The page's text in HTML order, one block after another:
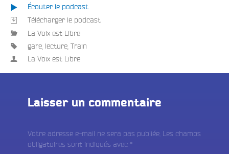
Écouter le podcast
Télécharger le podcast
La Voix est Libre
gare lecture Train
La Voix est Libre
Laisser un commentaire
Votre adresse e-mail ne sera pas publiée. Les champs
obligatoires sont indiqués avec *